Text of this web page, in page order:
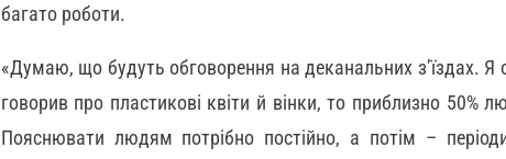
багато роботи.
«Думаю, що будуть обговорення на деканальних з’їздах. Я
говорив про пластикові квіти й вінки, то приблизно 50%
Пояснювати людям потрібно постійно, а потім –